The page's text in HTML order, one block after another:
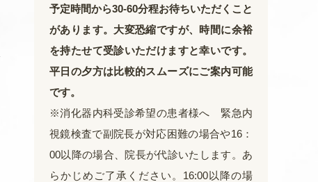
予定時間から30-60分程お待ちいただくこと
があります。大変恐縮ですが、 時間に余裕
を持たせて受診いただけますと幸いです。
平日の夕方は比較的スムーズにご案内可能
です。
※消化器内科受診希望の患者様へ 緊急内
視鏡検査で副院長が対応困難の場合や16：
00以降の場合、院長が代診いたします。あ
らかじめご了承ください。16:00以降の場